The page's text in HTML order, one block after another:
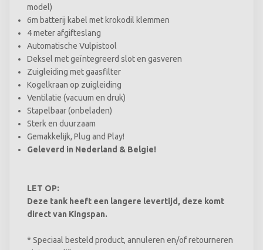
model)
6m batterij kabel met krokodil klemmen
4 meter afgifteslang
Automatische Vulpistool
Deksel met geïntegreerd slot en gasveren
Zuigleiding met gaasfilter
Kogelkraan op zuigleiding
Ventilatie (vacuum en druk)
Stapelbaar (onbeladen)
Sterk en duurzaam
Gemakkelijk, Plug and Play!
Geleverd in Nederland & Belgie!
LET OP:
Deze tank heeft een langere levertijd, deze komt
direct van Kingspan.
* Speciaal besteld product, annuleren en/of retourneren